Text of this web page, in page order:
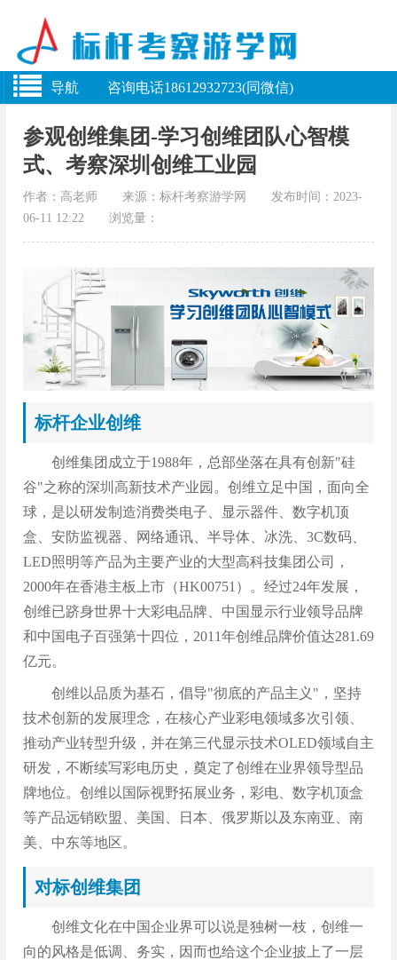
导航 咨询电话18612932723(同微信)
参观创维集团-学习创维团队心智模
式、考察深圳创维工业园
作者：高老师 来源：标杆考察游学网 发布时间：2023-
06-11 12:22 浏览量：
标杆企业创维
创维集团成立于1988年，总部坐落在具有创新"硅
谷"之称的深圳高新技术产业园。创维立足中国，面向全
球，是以研发制造消费类电子、显示器件、数字机顶
盒、安防监视器、网络通讯、半导体、冰洗、3C数码、
LED照明等产品为主要产业的大型高科技集团公司，
2000年在香港主板上市（HK00751）。经过24年发展，
创维已跻身世界十大彩电品牌、中国显示行业领导品牌
和中国电子百强第十四位，2011年创维品牌价值达281.69
亿元。
创维以品质为基石，倡导"彻底的产品主义"，坚持
技术创新的发展理念，在核心产业彩电领域多次引领、
推动产业转型升级，并在第三代显示技术OLED领域自主
研发，不断续写彩电历史，奠定了创维在业界领导型品
牌地位。创维以国际视野拓展业务，彩电、数字机顶盒
等产品远销欧盟、美国、日本、俄罗斯以及东南亚、南
美、中东等地区。
对标创维集团
创维文化在中国企业界可以说是独树一枝，创维一
向的风格是低调、务实，因而也给这个企业披上了一层